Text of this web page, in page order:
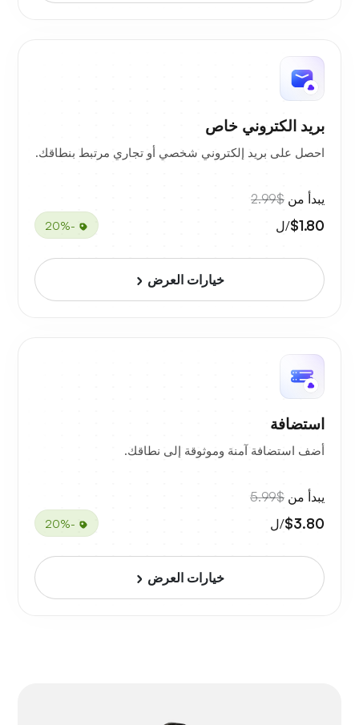
بريد الكتروني خاص
احصل على بريد إلكتروني شخصي أو تجاري مرتبط بنطاقك.
يبدأ من $2.99
$1.80/ل -20%
خيارات العرض
استضافة
أضف استضافة آمنة وموثوقة إلى نطاقك.
يبدأ من $5.99
$3.80/ل -20%
خيارات العرض